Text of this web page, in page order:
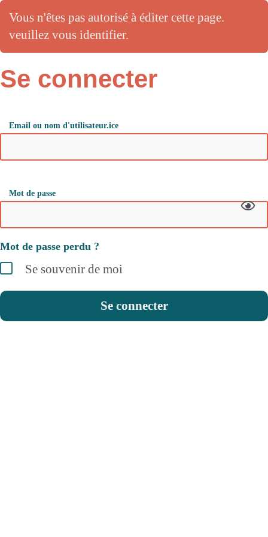
Vous n'êtes pas autorisé à éditer cette page.
veuillez vous identifier.
Se connecter
Email ou nom d'utilisateur.ice
Mot de passe
Mot de passe perdu ?
Se souvenir de moi
Se connecter